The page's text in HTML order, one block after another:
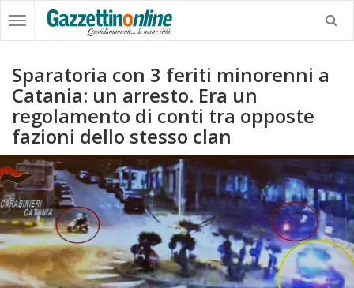
Sparatoria con 3 feriti minorenni a
Catania: un arresto. Era un
regolamento di conti tra opposte
fazioni dello stesso clan